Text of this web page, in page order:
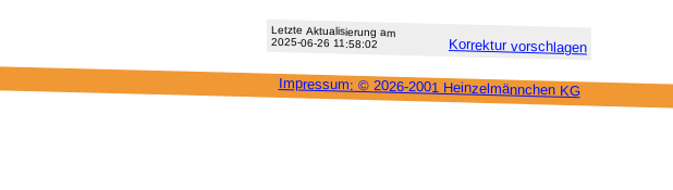
Letzte Aktu­alisie­rung am
2025-06-26 11:58:02 Korrektur vor­schlagen
Impressum: © 2026-2001 Heinzel­männchen KG